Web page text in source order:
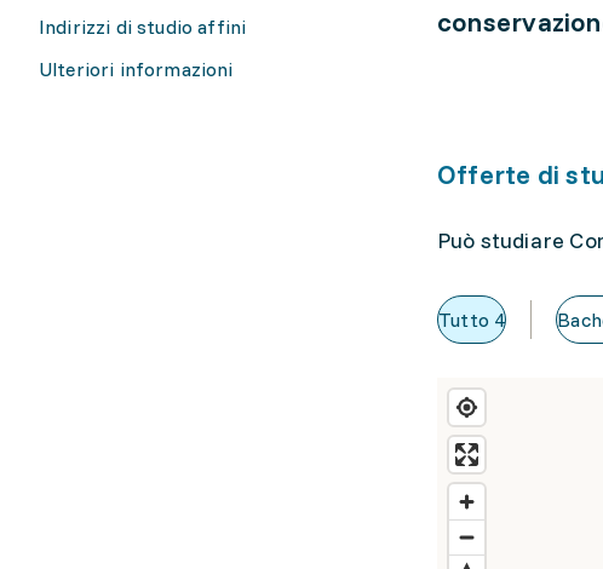
Indirizzi di studio affini
Ulteriori informazioni
Offerte di
Può studiare
Tutto 4